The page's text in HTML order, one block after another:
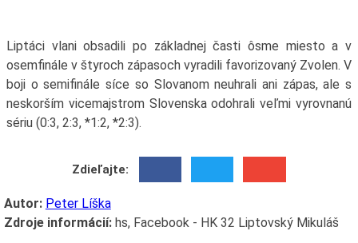
Liptáci vlani obsadili po základnej časti ôsme miesto a v
osemfinále v štyroch zápasoch vyradili favorizovaný Zvolen. V
boji o semifinále síce so Slovanom neuhrali ani zápas, ale s
neskorším vicemajstrom Slovenska odohrali veľmi vyrovnanú
sériu (0:3, 2:3, *1:2, *2:3).
Zdieľajte:
Autor: Peter Líška
Zdroje informácií:hs, Facebook - HK 32 Liptovský Mikuláš